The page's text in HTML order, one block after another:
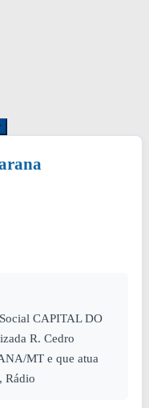
CAPITAL DO
R. Cedro
MT e que atua
Rádio